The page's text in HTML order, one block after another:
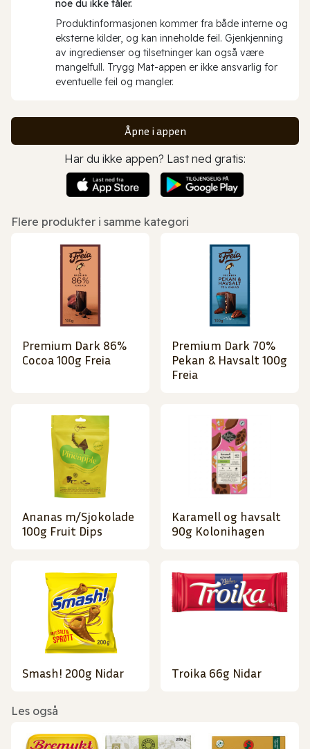
noe du ikke tåler.
Produktinformasjonen kommer fra både interne og
eksterne kilder, og kan inneholde feil. Gjenkjenning
av ingredienser og tilsetninger kan også være
mangelfull. Trygg Mat-appen er ikke ansvarlig for
eventuelle feil og mangler.
Åpne i appen
Har du ikke appen? Last ned gratis:
Flere produkter i samme kategori
Premium Dark 86%
Cocoa 100g Freia
Premium Dark 70%
Pekan & Havsalt 100g
Freia
Ananas m/Sjokolade
100g Fruit Dips
Karamell og havsalt
90g Kolonihagen
Smash! 200g Nidar Troika 66g Nidar
Les også